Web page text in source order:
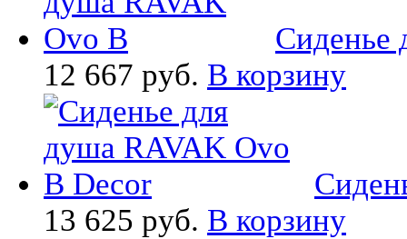
Сиденье
12 667 руб. В корзину
13 625 руб. В корзину